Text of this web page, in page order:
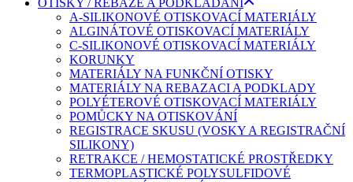
OTISKY / REBAZE A PODKLÁDÁNÍ
A-SILIKONOVÉ OTISKOVACÍ MATERIÁLY
ALGINÁTOVÉ OTISKOVACÍ MATERIÁLY
C-SILIKONOVÉ OTISKOVACÍ MATERIÁLY
KORUNKY
MATERIÁLY NA FUNKČNÍ OTISKY
MATERIÁLY NA REBAZACI A PODKLADY
POLYÉTEROVÉ OTISKOVACÍ MATERIÁLY
POMŮCKY NA OTISKOVÁNÍ
REGISTRACE SKUSU (VOSKY A REGISTRAČNÍ
SILIKONY)
RETRAKCE / HEMOSTATICKÉ PROSTŘEDKY
TERMOPLASTICKÉ POLYSULFIDOVÉ